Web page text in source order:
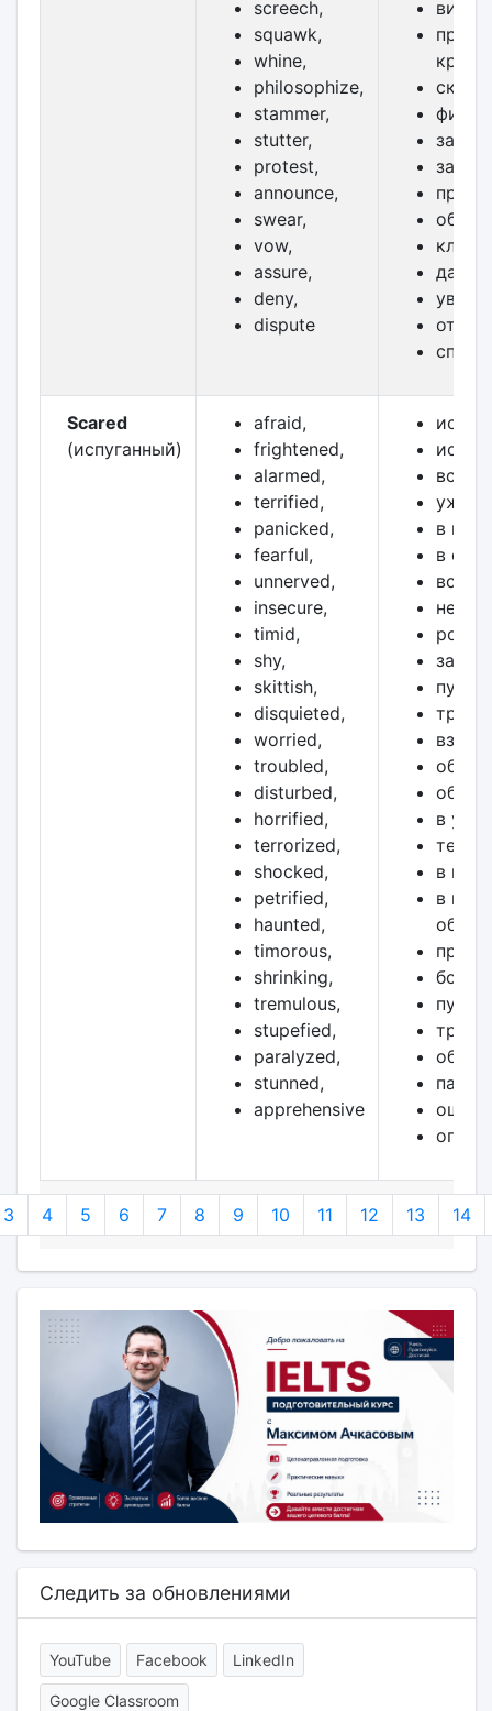
screech,
squawk,
whine,
philosophize,
stammer,
stutter,
protest,
announce,
swear,
vow,
assure,
deny,
dispute
крик,
Scared
(испуганный)
afraid,
frightened,
alarmed,
terrified,
panicked,
fearful,
unnerved,
insecure,
timid,
shy,
skittish,
disquieted,
worried,
troubled,
disturbed,
horrified,
terrorized,
shocked,
petrified,
haunted,
timorous,
shrinking,
tremulous,
stupefied,
paralyzed,
stunned,
apprehensive
в
в
в
в
в
3 4 5 6 7 8 9 10 11 12 13 14
Следить за обновлениями
YouTube Facebook LinkedIn
Google Classroom